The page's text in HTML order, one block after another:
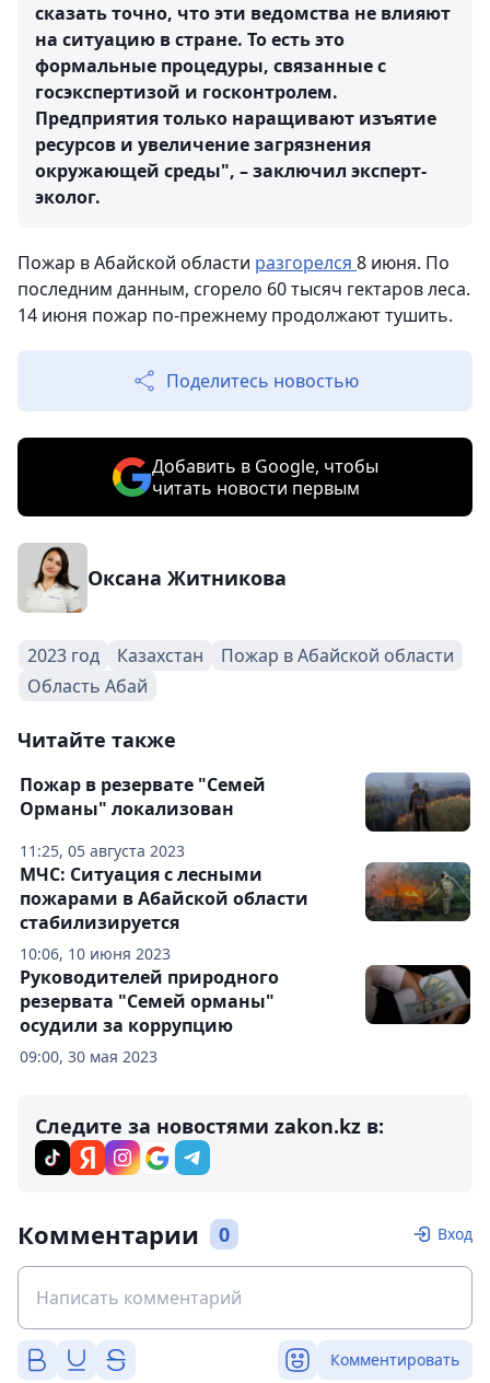
сказать точно, что эти ведомства не влияют
на ситуацию в стране. То есть это
формальные процедуры, связанные с
госэкспертизой и госконтролем.
Предприятия только наращивают изъятие
ресурсов и увеличение загрязнения
окружающей среды", – заключил эксперт-
эколог.
Пожар в Абайской области разгорелся 8 июня. По
последним данным, сгорело 60 тысяч гектаров леса.
14 июня пожар по-прежнему продолжают тушить.
Поделитесь новостью
Добавить в Google, чтобы
читать новости первым
Оксана Житникова
2023 год Казахстан
Пожар в Абайской области
Область Абай
Читайте также
11:25, 05 августа 2023
Пожар в резервате "Семей
Орманы" локализован
10:06, 10 июня 2023
МЧС: Ситуация с лесными
пожарами в Абайской области
стабилизируется
09:00, 30 мая 2023
Руководителей природного
резервата "Семей орманы"
осудили за коррупцию
Следите за новостями zakon.kz в:
Комментарии 0 Вход
Комментировать